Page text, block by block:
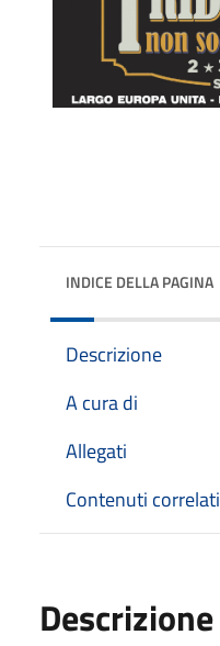
INDICE DELLA PAGINA
Descrizione
A cura di
Allegati
Contenuti correlati
Descrizione